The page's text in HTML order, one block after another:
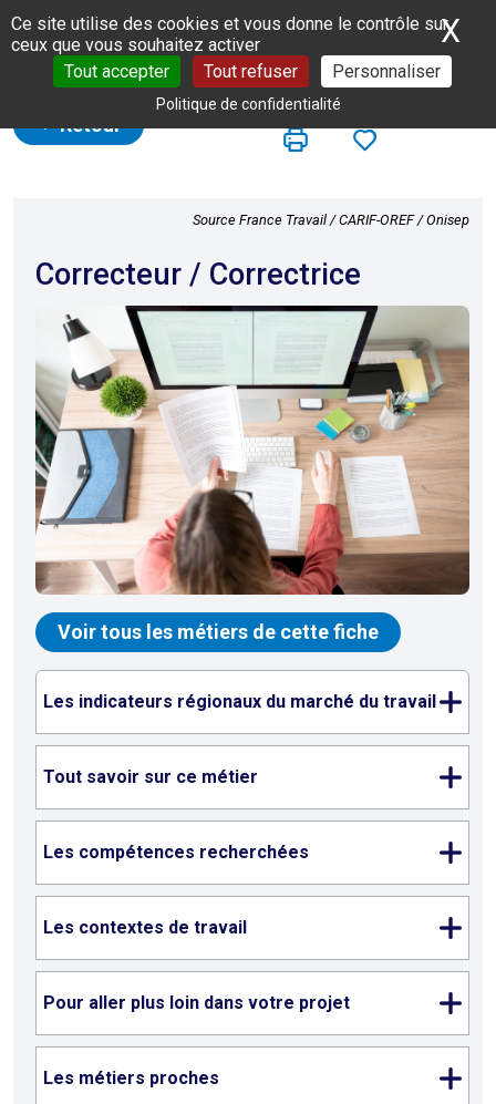
Panneau de gestion des cookies
Ce site utilise des cookies et vous donne le contrôle sur
ceux que vous souhaitez activer
Tout accepter
Tout refuser Personnaliser
Politique de confidentialité
X
Retour
Source France Travail / CARIF-OREF / Onisep
Correcteur / Correctrice
Voir tous les métiers de cette fiche
Les indicateurs régionaux du marché du travail
Tout savoir sur ce métier
Les compétences recherchées
Les contextes de travail
Pour aller plus loin dans votre projet
Les métiers proches